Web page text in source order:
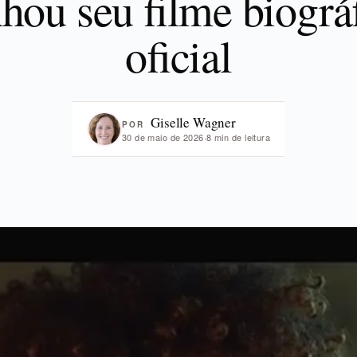
oficial
POR Giselle Wagner
30 de maio de 2026·8 min de leitura